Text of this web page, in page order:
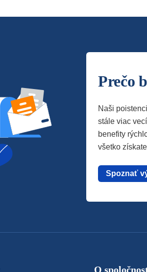
Prečo
Naši
stále viac
benefity
všetko
Spoznať
O